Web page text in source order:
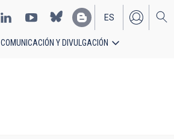
EN
ES
COMUNICACIÓN Y DIVULGACIÓN